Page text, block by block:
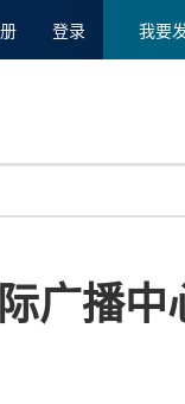
登录 我要
碳中和
娱乐时尚与
新加坡
广播中